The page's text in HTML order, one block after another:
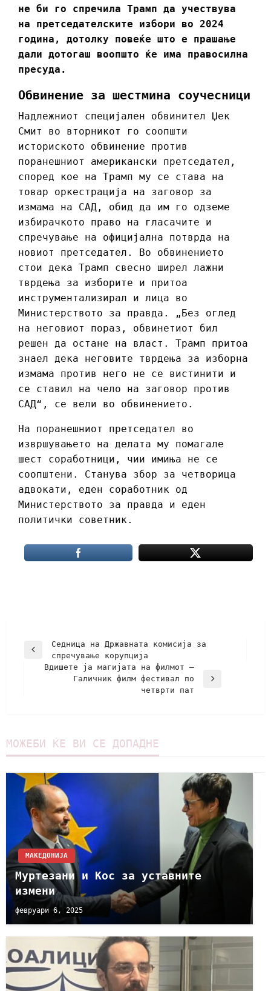
не би го спречила Трамп да учествува
на претседателските избори во 2024
година, дотолку повеќе што е прашање
дали дотогаш воопшто ќе има правосилна
пресуда.
Обвинение за шестмина соучесници
Надлежниот специјален обвинител Џек
Смит во вторникот го соопшти
историското обвинение против
поранешниот американски претседател,
според кое на Трамп му се става на
товар оркестрација на заговор за
измама на САД, обид да им го одземе
избирачкото право на гласачите и
спречување на официјална потврда на
новиот претседател. Во обвинението
стои дека Трамп свесно ширел лажни
тврдења за изборите и притоа
инструментализирал и лица во
Министерството за правда. „Без оглед
на неговиот пораз, обвинетиот бил
решен да остане на власт. Трамп притоа
знаел дека неговите тврдења за изборна
измама против него не се вистинити и
се ставил на чело на заговор против
САД“, се вели во обвинението.
На поранешниот претседател во
извршувањето на делата му помагале
шест соработници, чии имиња не се
соопштени. Станува збор за четворица
адвокати, еден соработник од
Министерството за правда и еден
политички советник.
Седница на Државната комисија за
спречување корупција
Вдишете ја магијата на филмот –
Галичник филм фестивал по
четврти пат
МОЖЕБИ ЌЕ ВИ СЕ ДОПАДНЕ
МАКЕДОНИЈА
Муртезани и Кос за уставните
измени
февруари 6, 2025